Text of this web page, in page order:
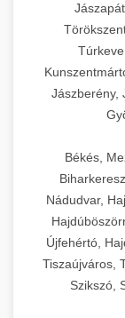
Jászberény,
Békés,
Nádudvar,
Újfehértó,
Tiszaújváros,
Szikszó,